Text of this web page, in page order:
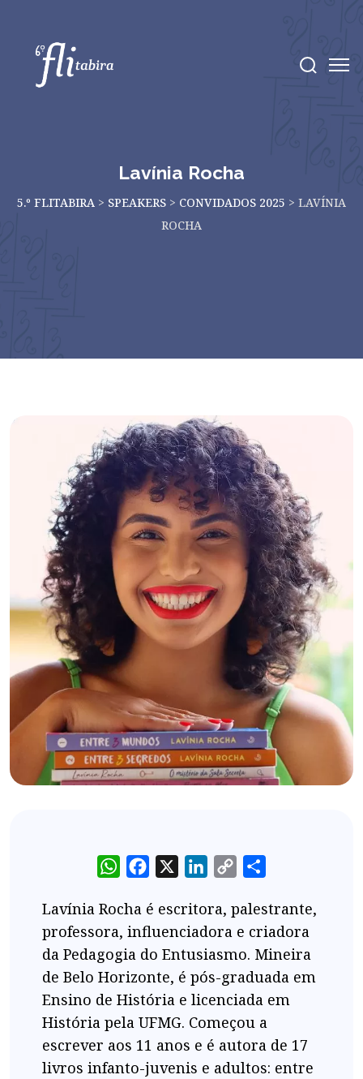
Lavínia Rocha
5.º FLITABIRA > SPEAKERS > CONVIDADOS 2025 > LAVÍNIA
ROCHA
WhatsAppFacebook LinkedIn
Copy
Lavínia Rocha é escritora, palestrante,
professora, influenciadora e criadora
da Pedagogia do Entusiasmo. Mineira
de Belo Horizonte, é pós-graduada em
Ensino de História e licenciada em
História pela UFMG. Começou a
escrever aos 11 anos e é autora de 17
livros infanto-juvenis e adultos: entre